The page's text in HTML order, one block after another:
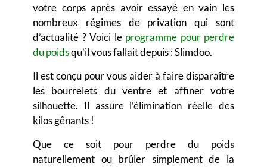
votre corps après avoir essayé en vain les
nombreux régimes de privation qui sont
d’actualité ? Voici le programme pour perdre
du poidsqu’il vous fallait depuis : Slimdoo.
Il est conçu pour vous aider à faire disparaître
les bourrelets du ventre et affiner votre
silhouette. Il assure l’élimination réelle des
kilos gênants !
Que ce soit pour perdre du poids
naturellement ou brûler simplement de la